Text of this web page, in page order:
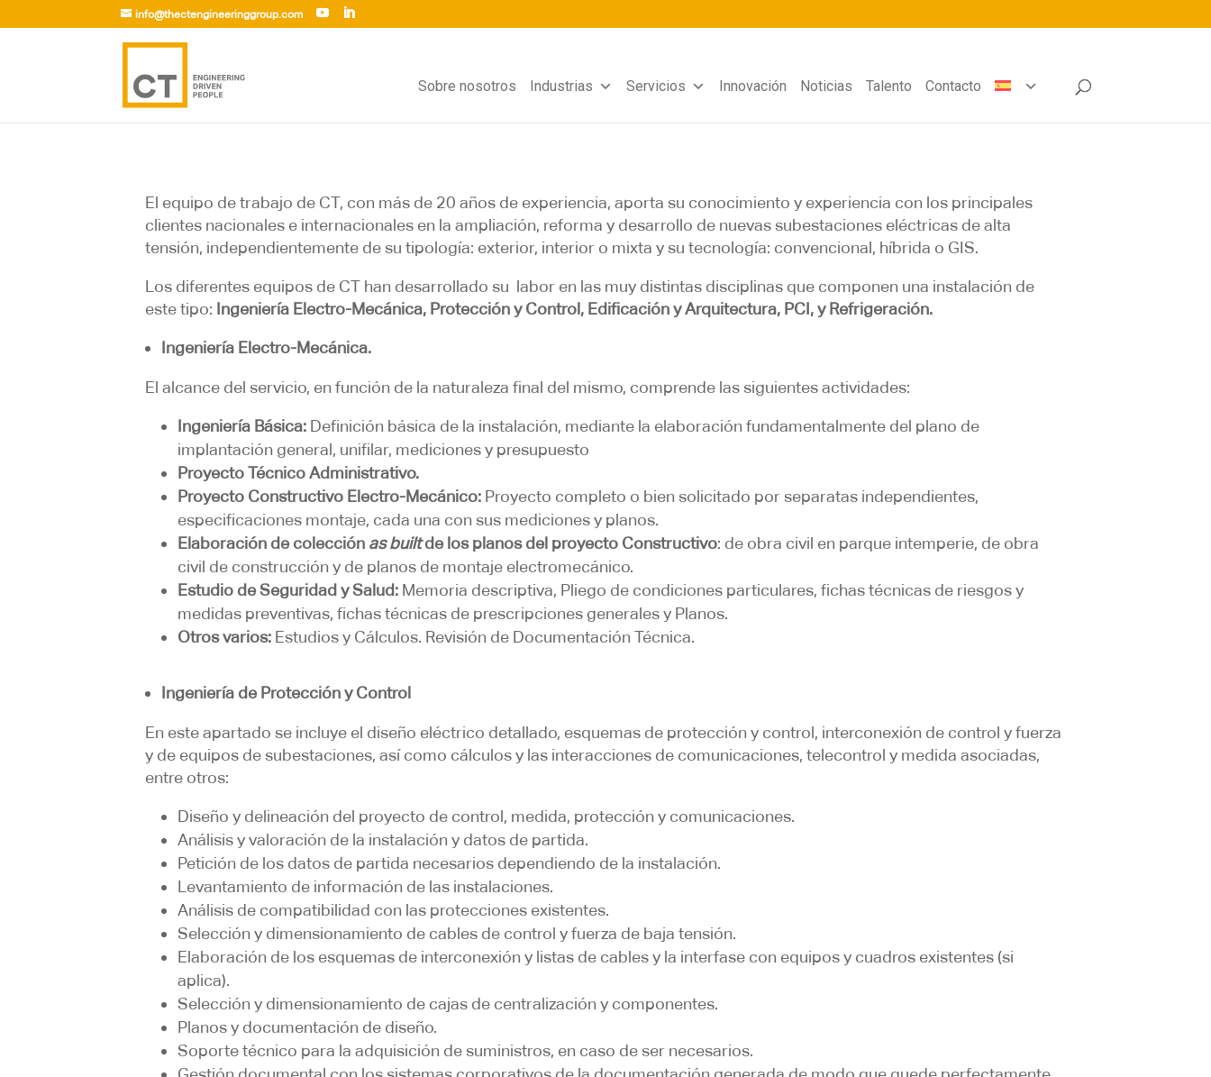
info@thectengineeringgroup.com
Sobre nosotros Industrias Servicios Innovación Noticias Talento Contacto
El equipo de trabajo de CT, con más de 20 años de experiencia, aporta su conocimiento y experiencia con los principales
clientes nacionales e internacionales en la ampliación, reforma y desarrollo de nuevas subestaciones eléctricas de alta
tensión, independientemente de su tipología: exterior, interior o mixta y su tecnología: convencional, híbrida o GIS.
Los diferentes equipos de CT han desarrollado su labor en las muy distintas disciplinas que componen una instalación de
este tipo: Ingeniería Electro-Mecánica, Protección y Control, Edificación y Arquitectura, PCI, y Refrigeración.
Ingeniería Electro-Mecánica.
El alcance del servicio, en función de la naturaleza final del mismo, comprende las siguientes actividades:
Ingeniería Básica: Definición básica de la instalación, mediante la elaboración fundamentalmente del plano de
implantación general, unifilar, mediciones y presupuesto
Proyecto Técnico Administrativo.
Proyecto Constructivo Electro-Mecánico: Proyecto completo o bien solicitado por separatas independientes,
especificaciones montaje, cada una con sus mediciones y planos.
Elaboración de colección as builtde los planos del proyecto Constructivo: de obra civil en parque intemperie, de obra
civil de construcción y de planos de montaje electromecánico.
Estudio de Seguridad y Salud: Memoria descriptiva, Pliego de condiciones particulares, fichas técnicas de riesgos y
medidas preventivas, fichas técnicas de prescripciones generales y Planos.
Otros varios: Estudios y Cálculos. Revisión de Documentación Técnica.
Ingeniería de Protección y Control
En este apartado se incluye el diseño eléctrico detallado, esquemas de protección y control, interconexión de control y fuerza
y de equipos de subestaciones, así como cálculos y las interacciones de comunicaciones, telecontrol y medida asociadas,
entre otros:
Diseño y delineación del proyecto de control, medida, protección y comunicaciones.
Análisis y valoración de la instalación y datos de partida.
Petición de los datos de partida necesarios dependiendo de la instalación.
Levantamiento de información de las instalaciones.
Análisis de compatibilidad con las protecciones existentes.
Selección y dimensionamiento de cables de control y fuerza de baja tensión.
Elaboración de los esquemas de interconexión y listas de cables y la interfase con equipos y cuadros existentes (si
aplica).
Selección y dimensionamiento de cajas de centralización y componentes.
Planos y documentación de diseño.
Soporte técnico para la adquisición de suministros, en caso de ser necesarios.